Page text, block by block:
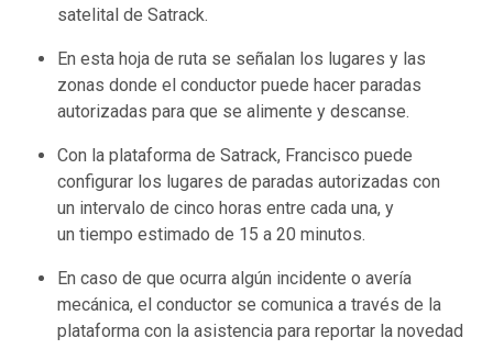
satelital de Satrack.
En esta hoja de ruta se señalan los lugares y las
zonas donde el conductor puede hacer paradas
autorizadas para que se alimente y descanse.
Con la plataforma de Satrack, Francisco puede
configurar los lugares de paradas autorizadas con
un intervalo de cinco horas entre cada una, y
un tiempo estimado de 15 a 20 minutos.
En caso de que ocurra algún incidente o avería
mecánica, el conductor se comunica a través de la
plataforma con la asistencia para reportar la novedad